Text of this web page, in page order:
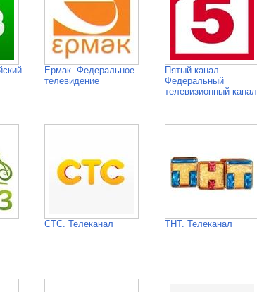
Ермак. Федеральное
телевидение
Пятый канал.
Федеральный
телевизионный канал
СТС. Телеканал ТНТ. Телеканал